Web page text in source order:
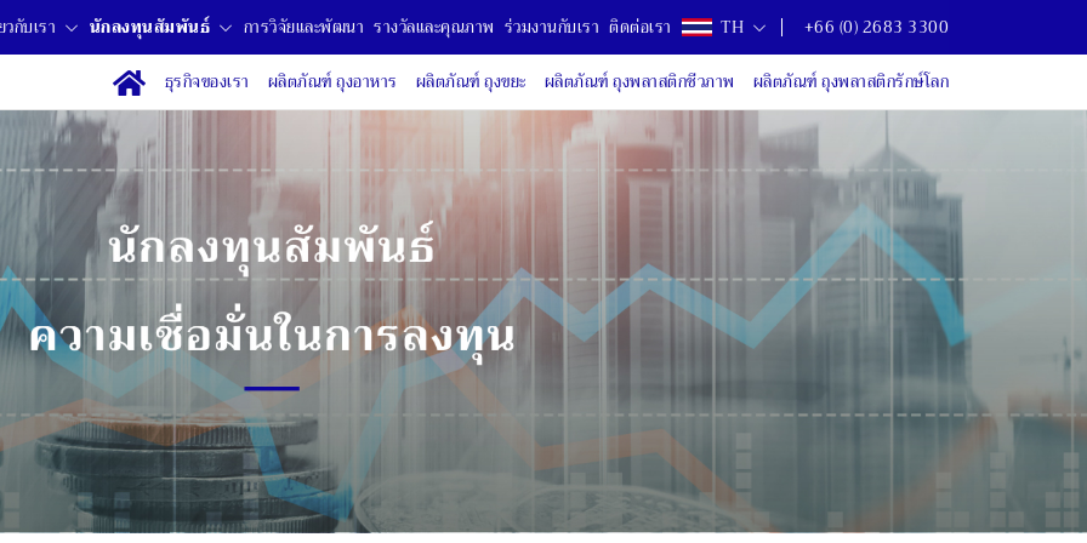
วกับเรา นักลงทุนสัมพันธ์ การวิจัยและพัฒนา รางวัลและคุณภาพ ร่วมงานกับเรา ติดต่อเรา TH
+66 (0) 2683 3300
ธุรกิจของเรา
ผลิตภัณฑ์ ถุงอาหาร ผลิตภัณฑ์ ถุงขยะ ผลิตภัณฑ์ ถุงพลาสติกชีวภาพ ผลิตภัณฑ์ ถุงพลาสติกรักษ์โลก